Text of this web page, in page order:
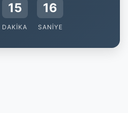
15
DAKIKA
15
SANIYE